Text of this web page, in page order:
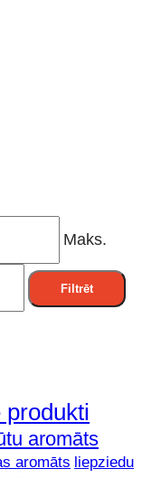
Maks.
Filtrēt
produkti
aromāts
aromāts liepziedu